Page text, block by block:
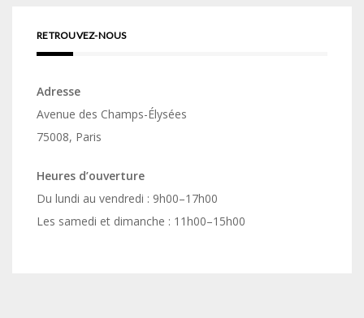
RETROUVEZ-NOUS
Adresse
Avenue des Champs-Élysées
75008, Paris
Heures d’ouverture
Du lundi au vendredi : 9h00–17h00
Les samedi et dimanche : 11h00–15h00